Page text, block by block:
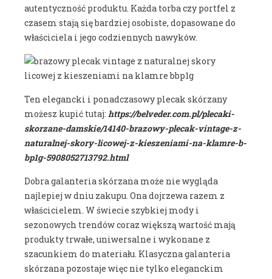
autentyczność produktu. Każda torba czy portfel z
czasem stają się bardziej osobiste, dopasowane do
właściciela i jego codziennych nawyków.
Ten elegancki i ponadczasowy plecak skórzany
możesz kupić tutaj: https://belveder.com.pl/plecaki-
skorzane-damskie/14140-brazowy-plecak-vintage-z-
naturalnej-skory-licowej-z-kieszeniami-na-klamre-b-
bp1g-5908052713792.html
Dobra galanteria skórzana może nie wygląda
najlepiej w dniu zakupu. Ona dojrzewa razem z
właścicielem. W świecie szybkiej mody i
sezonowych trendów coraz większą wartość mają
produkty trwałe, uniwersalne i wykonane z
szacunkiem do materiału. Klasyczna galanteria
skórzana pozostaje więc nie tylko eleganckim